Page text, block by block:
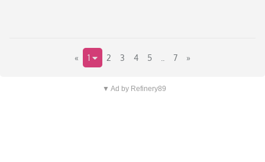
« 1 2 3 4 5 7 »
▼ Ad by Refinery89